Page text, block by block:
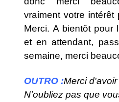
vraiment votre intérêt
Merci. A bientôt pour
et en attendant,
semaine, merci
OUTRO :Merci
N'oubliez pas que